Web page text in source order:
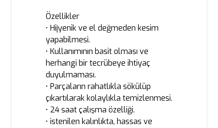
Özellikler
• Hijyenik ve el değmeden kesim
yapabilmesi.
• Kullanımının basit olması ve
herhangi bir tecrübeye ihtiyaç
duyulmaması.
• Parçaların rahatlıkla sökülüp
çıkartılarak kolaylıkla temizlenmesi.
• 24 saat çalışma özelliği.
• istenilen kalınlıkta, hassas ve